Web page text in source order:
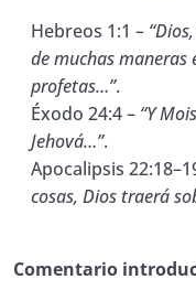
Quiz Biblia 10.
Bíblico
11. Manual de
Quiz Biblia 11.
Bíblico
Quiz Biblia 12.
Hebreos 1:1 –
de muchas
profetas…”.
Éxodo 24:4 – “Y
Jehová…”.
Apocalipsis
cosas, Dios traerá
Comentario